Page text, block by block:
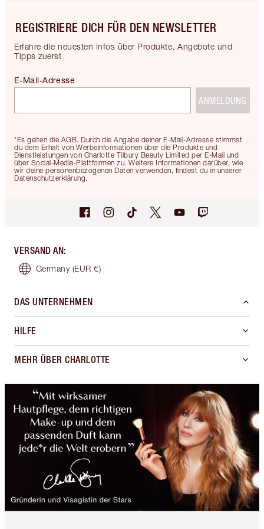
REGISTRIERE DICH FÜR DEN NEWSLETTER
Erfahre die neuesten Infos über Produkte, Angebote und
Tipps zuerst
*Es gelten die AGB. Durch die Angabe deiner E-Mail-Adresse stimmst
du dem Erhalt von Werbeinformationen über die Produkte und
Dienstleistungen von Charlotte Tilbury Beauty Limited per E-Mail und
über Social-Media-Plattformen zu. Weitere Informationen darüber, wie
wir deine personenbezogenen Daten verwenden, findest du in unserer
Datenschutzerklärung.
E-Mail-Adresse
ANMELDUNG
VERSAND AN:
Germany (EUR €)
DAS UNTERNEHMEN
HILFE
MEHR ÜBER CHARLOTTE